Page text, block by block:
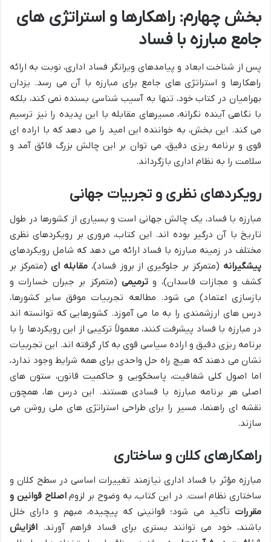
بخش چهارم: راهکارها و استراتژی های
جامع مبارزه با فساد
پس از شناخت ابعاد و پیامدهای ویرانگر فساد اداری، نوبت به ارائه
راهکارها و استراتژی های جامع برای مبارزه با آن می رسد. یزدان
بهرامیان در کتاب خود، تنها به آسیب شناسی بسنده نمی کند، بلکه
با نگاهی آینده نگرانه، مسیرهای مقابله با این پدیده را نیز ترسیم
می کند. این بخش، به خواننده این امید را می دهد که با اراده ای
قوی و برنامه ریزی دقیق، می توان بر این چالش بزرگ فائق آمد و
سلامت را به نظام اداری بازگرداند.
رویکردهای نظری و تجربیات جهانی
مبارزه با فساد، یک چالش جهانی است و بسیاری از کشورها در طول
تاریخ با آن درگیر بوده اند. این کتاب، مروری بر رویکردهای نظری
مختلف در زمینه مبارزه با فساد ارائه می دهد که شامل رویکردهای
پیشگیرانه (متمرکز بر جلوگیری از بروز فساد)،مقابله ای (متمرکز بر
کشف و مجازات فاسدان)، و ترمیمی (متمرکز بر جبران خسارات و
بازسازی اعتماد) می شود. مطالعه تجربیات موفق سایر کشورها،
درس های ارزشمندی را به ما می آموزد. کشورهایی که توانسته اند
در مبارزه با فساد پیشرفت کنند، معمولاً ترکیبی از این رویکردها را با
برنامه ریزی دقیق و اراده سیاسی قوی به کار گرفته اند. این تجربیات
نشان می دهند که هیچ راه حل واحدی برای همه شرایط وجود ندارد،
اما اصول کلی شفافیت، پاسخگویی و حاکمیت قانون، ستون های
اصلی هر برنامه مبارزه با فسادی هستند. این درس ها، همچون
نقشه ای راهنما، مسیر را برای طراحی استراتژی های ملی روشن می
سازند.
راهکارهای کلان و ساختاری
مبارزه مؤثر با فساد اداری نیازمند تغییرات اساسی در سطح کلان و
ساختاری نظام است. در این کتاب، به وضوح بر لزوماصلاح قوانین و
مقررات تأکید می شود؛ قوانینی که پیچیده، مبهم و دارای خلل
باشند، خود می توانند بستری برای فساد فراهم آورند. افزایش